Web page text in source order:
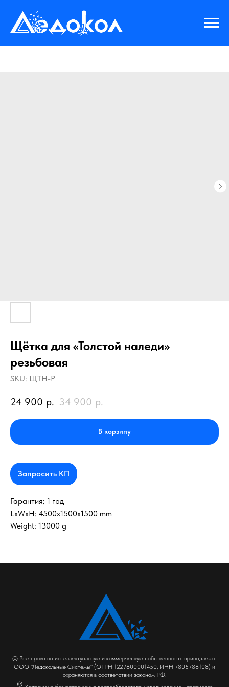
Щётка для «Толстой наледи»
резьбовая
SKU: ЩТН-Р
24 900 р. 34 900 р.
В корзину
Запросить КП
Гарантия: 1 год
LxWxH: 4500x1500x1500 mm
Weight: 13000 g
© Все права на интеллектуальную и коммерческую собственность принадлежат
ООО "Ледокольные Системы" (ОГРН 1227800001450, ИНН 7805788108) и
охраняются в соответствии законам РФ.